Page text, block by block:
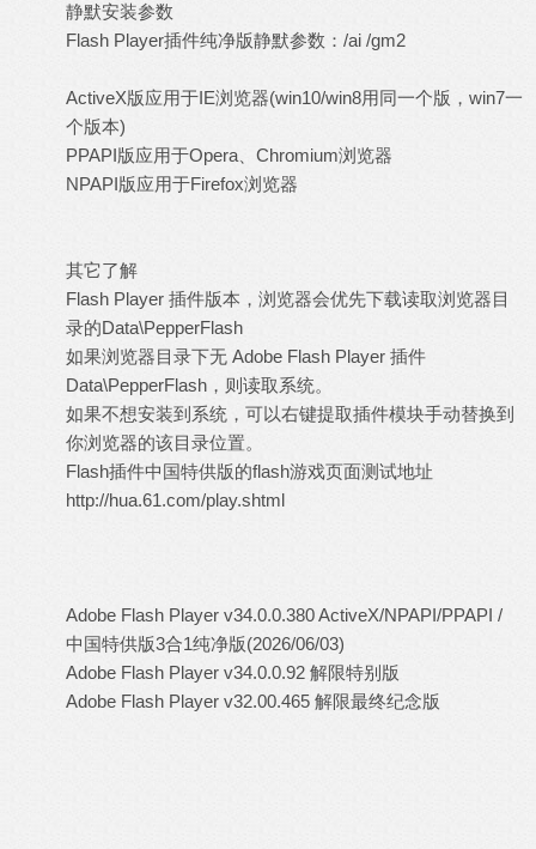
静默安装参数
Flash Player插件纯净版静默参数：/ai /gm2
ActiveX版应用于IE浏览器(win10/win8用同一个版，win7一
个版本)
PPAPI版应用于Opera、Chromium浏览器
NPAPI版应用于Firefox浏览器
其它了解
Flash Player 插件版本，浏览器会优先下载读取浏览器目
录的Data\PepperFlash
如果浏览器目录下无 Adobe Flash Player 插件
Data\PepperFlash，则读取系统。
如果不想安装到系统，可以右键提取插件模块手动替换到
你浏览器的该目录位置。
Flash插件中国特供版的flash游戏页面测试地址
http://hua.61.com/play.shtml
Adobe Flash Player v34.0.0.380 ActiveX/NPAPI/PPAPI /
中国特供版3合1纯净版(2026/06/03)
Adobe Flash Player v34.0.0.92 解限特别版
Adobe Flash Player v32.00.465 解限最终纪念版